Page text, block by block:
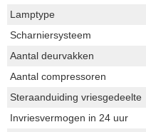
Lamptype
Scharniersysteem
Aantal deurvakken
Aantal compressoren
Steraanduiding vriesgedeelte
Invriesvermogen in 24 uur